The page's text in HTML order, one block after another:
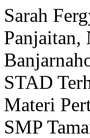
Sarah
Panjaitan,
STAD
Materi
SMP